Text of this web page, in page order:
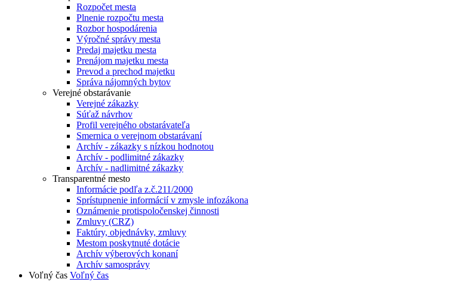
Rozpočet mesta
Plnenie rozpočtu mesta
Rozbor hospodárenia
Výročné správy mesta
Predaj majetku mesta
Prenájom majetku mesta
Prevod a prechod majetku
Správa nájomných bytov
Verejné obstarávanie
Verejné zákazky
Súťaž návrhov
Profil verejného obstarávateľa
Smernica o verejnom obstarávaní
Archív - zákazky s nízkou hodnotou
Archív - podlimitné zákazky
Archív - nadlimitné zákazky
Transparentné mesto
Informácie podľa z.č.211/2000
Sprístupnenie informácií v zmysle infozákona
Oznámenie protispoločenskej činnosti
Zmluvy (CRZ)
Faktúry, objednávky, zmluvy
Mestom poskytnuté dotácie
Archív výberových konaní
Archív samosprávy
Voľný čas Voľný čas